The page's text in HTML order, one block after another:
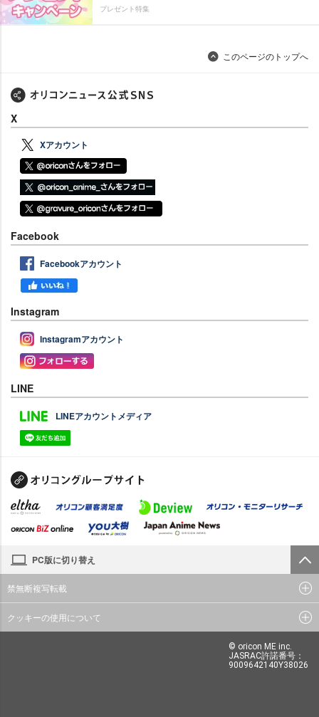
プレゼント特集
このページのトップへ
X
Xアカウント
Facebook
Facebookアカウント
Instagram
Instagramアカウント
LINE
LINEアカウントメディア
PC版に切り替え
禁無断複写転載
クッキーの使用について
© oricon ME inc.
JASRAC許諾番号：
9009642140Y38026